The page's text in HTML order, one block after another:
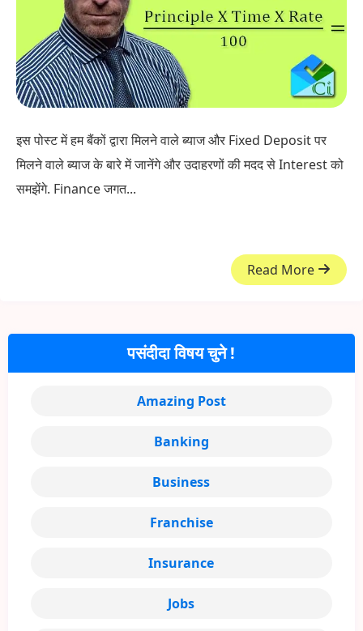
इस पोस्ट में हम बैंकों द्वारा मिलने वाले ब्याज और Fixed Deposit पर
मिलने वाले ब्याज के बारे में जानेंगे और उदाहरणों की मदद से Interest को
समझेंगे. Finance जगत...
Read More
पसंदीदा विषय चुने !
Amazing Post
Banking
Business
Franchise
Insurance
Jobs